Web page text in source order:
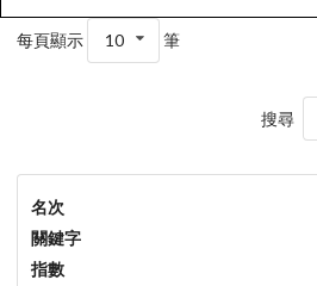
每頁顯示 10 筆
搜尋
名次
關鍵字
指數